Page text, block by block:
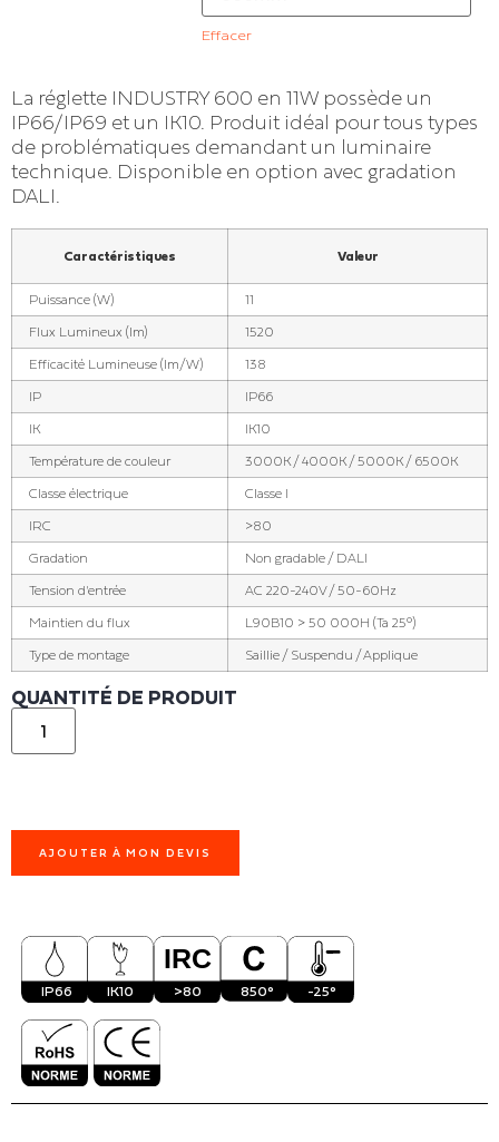
Effacer
La réglette INDUSTRY 600 en 11W possède un
IP66/IP69 et un IK10. Produit idéal pour tous types
de problématiques demandant un luminaire
technique. Disponible en option avec gradation
DALI.
Caractéristiques Valeur
Puissance (W) 11
Flux Lumineux (lm) 1520
Efficacité Lumineuse (lm/W) 138
IP IP66
IK IK10
Température de couleur 3000K / 4000K / 5000K / 6500K
Classe électrique Classe I
IRC >80
Gradation Non gradable / DALI
Tension d'entrée AC 220-240V / 50-60Hz
Maintien du flux L90B10 > 50 000H (Ta 25°)
Type de montage Saillie / Suspendu / Applique
QUANTITÉ DE PRODUIT
AJOUTER À MON DEVIS
IP66 IK10 >80 850° -25°